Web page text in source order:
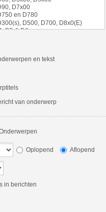
en tekst
van onderwerp
Oplopend Aflopend
in berichten